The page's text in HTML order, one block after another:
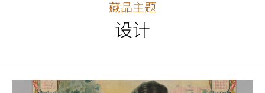
藏品主题
设计